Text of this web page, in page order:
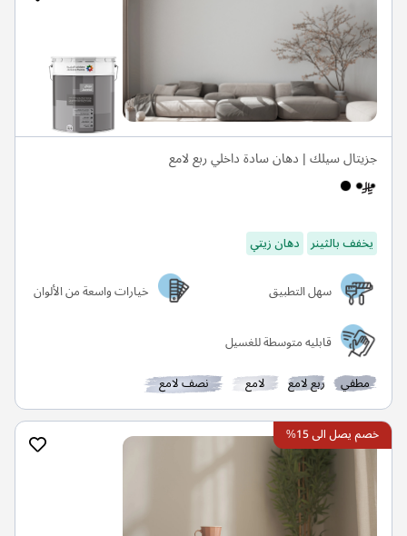
جزيتال سيلك | دهان سادة داخلي ربع لامع
يخفف بالثينر دهان زيتي
سهل التطبيق
خيارات واسعة من الألوان
قابليه متوسطة للغسيل
مطفي
ربع لامع لامع نصف لامع
خصم يصل الى 15%